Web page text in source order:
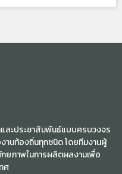
ละประชาสัมพันธ์แบบครบวงจร
านท้องถิ่นทุกชนิด โดยทีมงานผู้
ยภาพในการผลิตผลงานเพื่อ
ศ